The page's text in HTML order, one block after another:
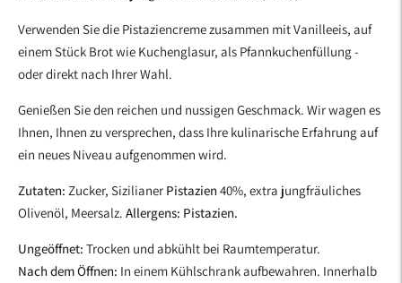
Verwenden Sie die Pistaziencreme zusammen mit Vanilleeis, auf
einem Stück Brot wie Kuchenglasur, als Pfannkuchenfüllung -
oder direkt nach Ihrer Wahl.
Genießen Sie den reichen und nussigen Geschmack. Wir wagen es
Ihnen, Ihnen zu versprechen, dass Ihre kulinarische Erfahrung auf
ein neues Niveau aufgenommen wird.
Zutaten: Zucker, Sizilianer Pistazien40%, extra jungfräuliches
Olivenöl, Meersalz. Allergens: Pistazien.
Ungeöffnet: Trocken und abkühlt bei Raumtemperatur.
Nach dem Öffnen: In einem Kühlschrank aufbewahren. Innerhalb